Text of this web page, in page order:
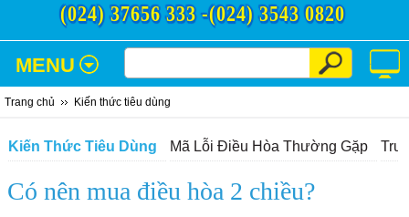
(024) 37656 333 -(024) 3543 0820
MENU
Trang chủ Kiến thức tiêu dùng
Kiến Thức Tiêu Dùng Mã Lỗi Điều Hòa Thường Gặp
Có nên mua điều hòa 2 chiều?